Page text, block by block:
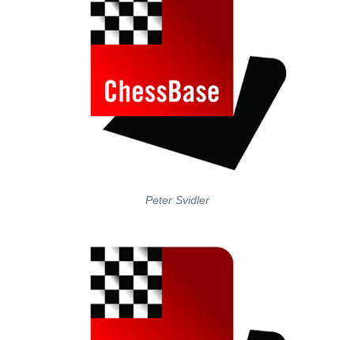
Peter Svidler